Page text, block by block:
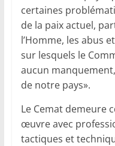
certaines
de la paix actuel,
l’Homme, les abus
sur lesquels le
aucun
de notre pays».
Le Cemat demeure
œuvre avec
tactiques et